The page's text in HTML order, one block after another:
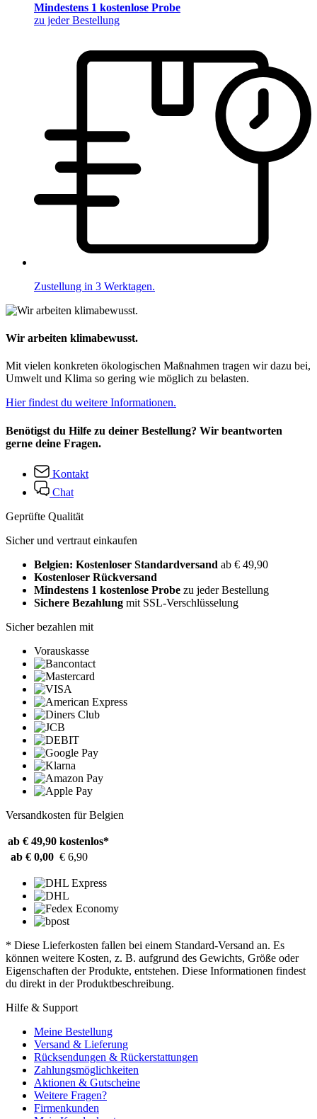
Mindestens 1 kostenlose Probe
zu jeder Bestellung
Zustellung in 3 Werktagen.
Wir arbeiten klimabewusst.
Mit vielen konkreten ökologischen Maßnahmen tragen wir dazu bei,
Umwelt und Klima so gering wie möglich zu belasten.
Hier findest du weitere Informationen.
Benötigst du Hilfe zu deiner Bestellung? Wir beantworten
gerne deine Fragen.
Kontakt
Chat
Geprüfte Qualität
Sicher und vertraut einkaufen
Belgien: Kostenloser Standardversand ab € 49,90
Kostenloser Rückversand
Mindestens 1 kostenlose Probe zu jeder Bestellung
Sichere Bezahlung mit SSL-Verschlüsselung
Sicher bezahlen mit
Vorauskasse
Versandkosten für Belgien
ab € 49,90 kostenlos*
ab € 0,00 € 6,90
* Diese Lieferkosten fallen bei einem Standard-Versand an. Es
können weitere Kosten, z. B. aufgrund des Gewichts, Größe oder
Eigenschaften der Produkte, entstehen. Diese Informationen findest
du direkt in der Produktbeschreibung.
Hilfe & Support
Meine Bestellung
Versand & Lieferung
Rücksendungen & Rückerstattungen
Zahlungsmöglichkeiten
Aktionen & Gutscheine
Weitere Fragen?
Firmenkunden